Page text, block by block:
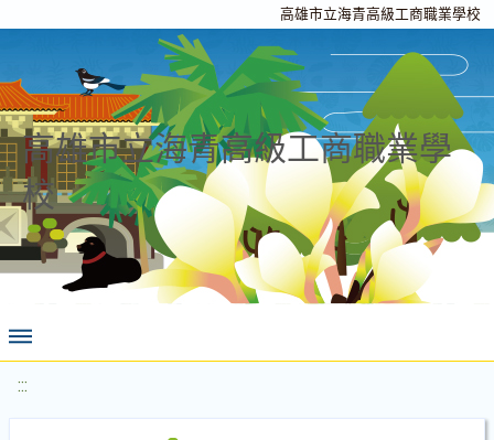
高雄市立海青高級工商職業學校
高雄市立海青高級工商職業學
校
:::